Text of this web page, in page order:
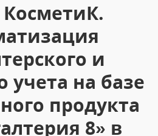
и
учета на базе
продукта
8» в